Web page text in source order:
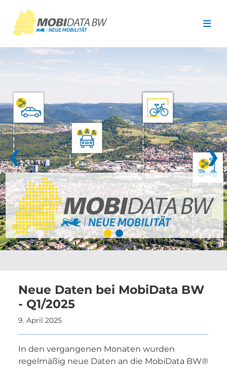
❮ ❯
Neue Daten bei MobiData BW
- Q1/2025
9. April 2025
In den vergangenen Monaten wurden
regelmäßig neue Daten an die MobiData BW®